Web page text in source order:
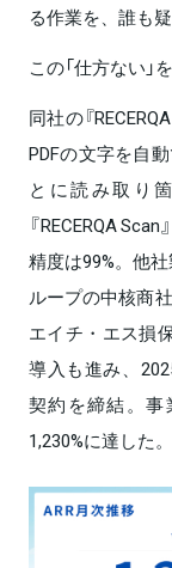
る作業を、誰も
この「仕方ない」
同社の『
PDFの文字を自
とに読み取り
『RECERQA
精度は99%。他
ループの中核商
エイチ・エス損
導入も進み、
契約を締結。事
1,230%に達した。